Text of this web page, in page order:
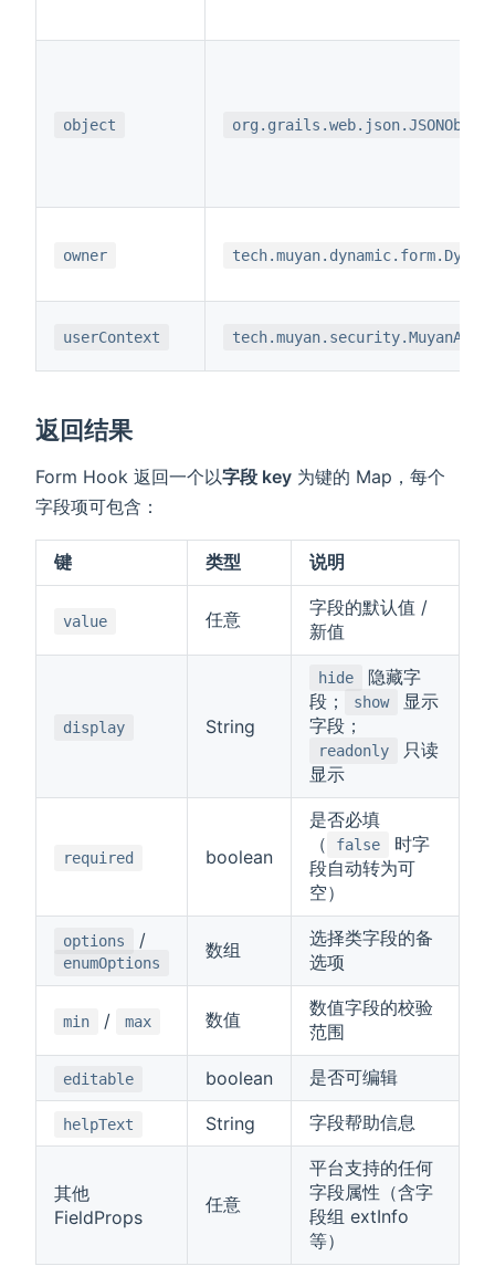
object
owner
userContext
返回结果
Form Hook 返回一个以字段 key 为键的 Map，每个
字段项可包含：
键 类型 说明
value 任意
字段的默认值 /
新值
display String
hide
隐藏字
段；
show
显示
字段；
readonly
只读
显示
required boolean
是否必填
（
false
时字
段自动转为可
空）
options /
enumOptions
数组
选择类字段的备
选项
min / max 数值
数值字段的校验
范围
editable boolean 是否可编辑
helpText String 字段帮助信息
其他
FieldProps
任意
平台支持的任何
字段属性（含字
段组 extInfo
等）